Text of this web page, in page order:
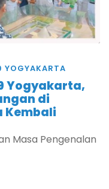
YOGYAKARTA
9 Yogyakarta,
di
Kembali
Masa Pengenalan